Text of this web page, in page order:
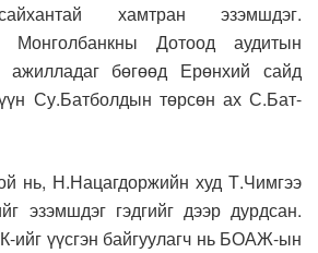
хамтран эзэмшдэг.
Дотоод аудитын
ажилладаг бөгөөд Ерөнхий сайд
Су.Батболдын төрсөн ах С.Бат-
нь, Н.Нацагдоржийн худ Т.Чимгээ
эзэмшдэг гэдгийг дээр дурдсан.
ийг үүсгэн байгуулагч нь БОАЖ-ын